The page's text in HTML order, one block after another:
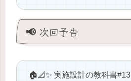
📢 次回予告
🏠📐✨ 実施設計の教科書#13